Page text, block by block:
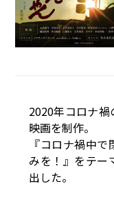
2020年コロナ
映画を制作。
『コロナ禍中
みを！』をテー
出した。